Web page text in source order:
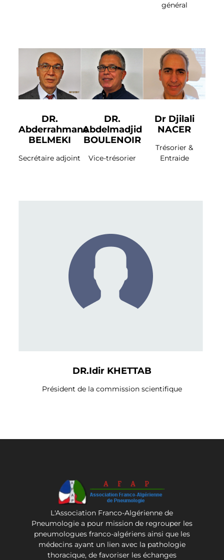
général
DR.
Abderrahmane
BELMEKI
Secrétaire adjoint
DR.
Abdelmadjid
BOULENOIR
Vice-trésorier
Dr Djilali
NACER
Trésorier &
Entraide
DR.Idir KHETTAB
Président de la commission scientifique
L'Association Franco-Algérienne de
Pneumologie a pour mission de regrouper les
pneumologues franco-algériens ainsi que les
médecins ayant un lien avec la pathologie
thoracique, de favoriser les échanges